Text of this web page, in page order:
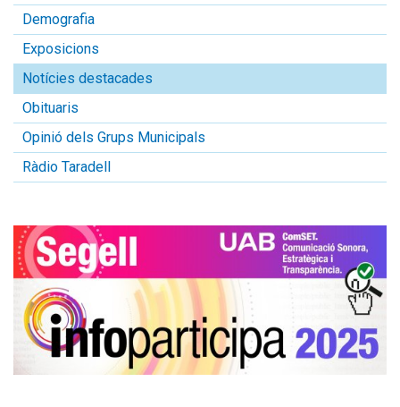
Demografia
Exposicions
Notícies destacades
Obituaris
Opinió dels Grups Municipals
Ràdio Taradell